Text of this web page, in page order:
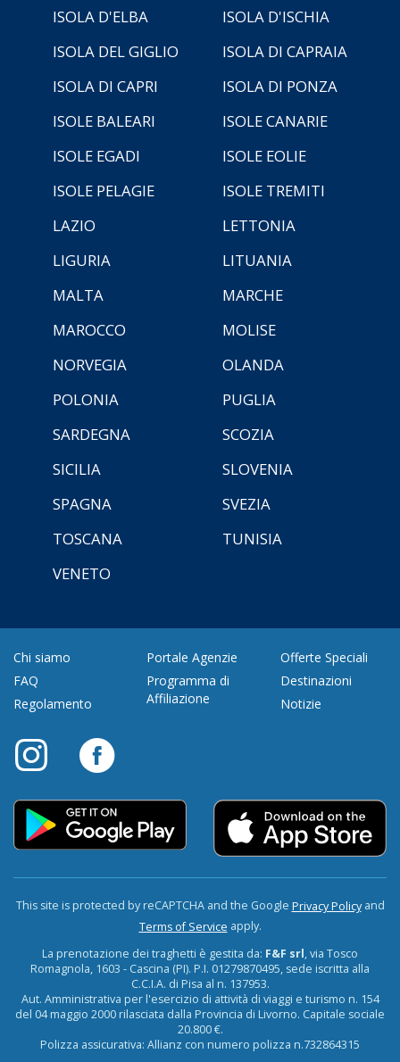
ISOLA D'ELBA
ISOLA D'ISCHIA
ISOLA DEL GIGLIO
ISOLA DI CAPRAIA
ISOLA DI CAPRI
ISOLA DI PONZA
ISOLE BALEARI
ISOLE CANARIE
ISOLE EGADI
ISOLE EOLIE
ISOLE PELAGIE
ISOLE TREMITI
LAZIO
LETTONIA
LIGURIA
LITUANIA
MALTA
MARCHE
MAROCCO
MOLISE
NORVEGIA
OLANDA
POLONIA
PUGLIA
SARDEGNA
SCOZIA
SICILIA
SLOVENIA
SPAGNA
SVEZIA
TOSCANA
TUNISIA
VENETO
Chi siamo
FAQ
Regolamento
Portale Agenzie
Programma di
Affiliazione
Offerte Speciali
Destinazioni
Notizie
This site is protected by reCAPTCHA and the Google Privacy Policyand
Terms of Service apply.
La prenotazione dei traghetti è gestita da: F&F srl, via Tosco
Romagnola, 1603 - Cascina (PI). P.I. 01279870495, sede iscritta alla
C.C.I.A. di Pisa al n. 137953.
Aut. Amministrativa per l'esercizio di attività di viaggi e turismo n. 154
del 04 maggio 2000 rilasciata dalla Provincia di Livorno. Capitale sociale
20.800 €.
Polizza assicurativa: Allianz con numero polizza n.732864315